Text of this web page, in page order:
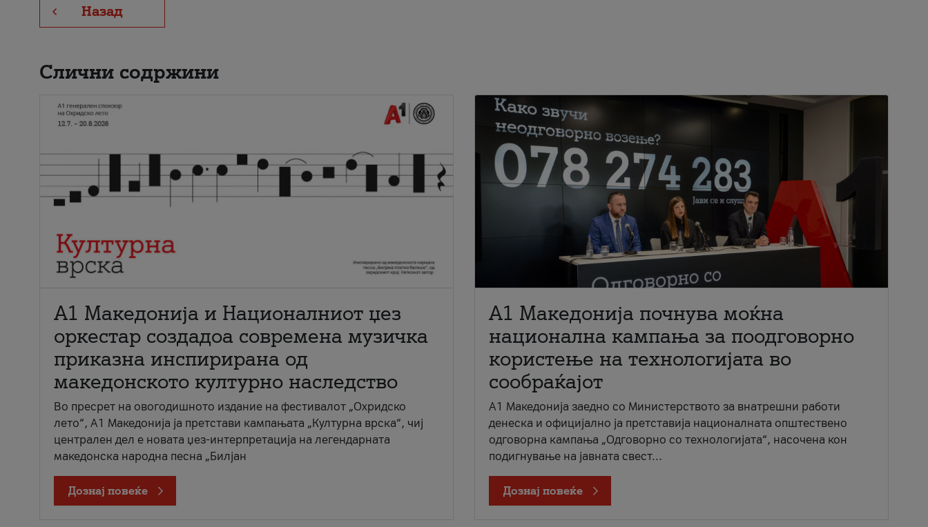
Назад
Слични содржини
А1 Македонија и Националниот џез
оркестар создадоа современа музичка
приказна инспирирана од
македонското културно наследство
Во пресрет на овогодишното издание на фестивалот „Охридско
лето“, А1 Македонија ја претстави кампањата „Културна врска“, чиј
централен дел е новата џез-интерпретација на легендарната
македонска народна песна „Билјан
Дознај повеќе
A1 Македонија почнува моќна
национална кампања за поодговорно
користење на технологијата во
сообраќајот
A1 Македонија заедно со Министерството за внатрешни работи
денеска и официјално ја претставија националната општествено
одговорна кампања „Одговорно со технологијата“, насочена кон
подигнување на јавната свест...
Дознај повеќе